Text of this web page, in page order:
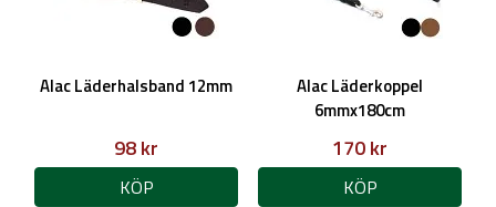
Alac Läderhalsband 12mm
98 kr
KÖP
Alac Läderkoppel
6mmx180cm
170 kr
KÖP